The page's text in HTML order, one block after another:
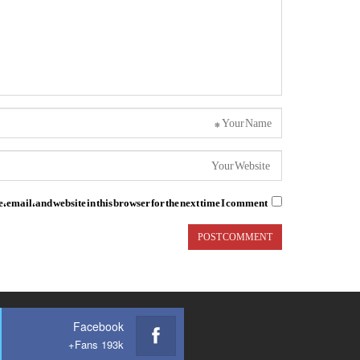
email, and website in this browser for the next time I comment.
Facebook
Fans 193k+